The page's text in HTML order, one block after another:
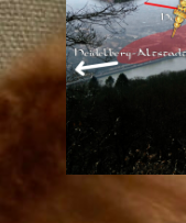
Fun with Maps